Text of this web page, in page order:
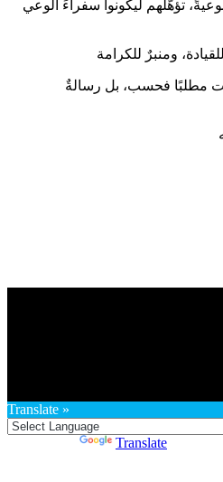
تؤهّلهم ليكونوا سفراءَ الوعي
مطلبًا فحسب، بل رسالةٌ
Translate »
Translate